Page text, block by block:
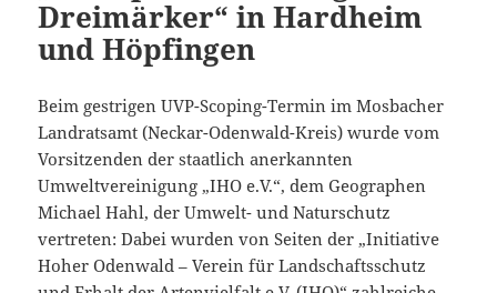
Dreimärker“ in Hardheim
und Höpfingen
Beim gestrigen UVP-Scoping-Termin im Mosbacher
Landratsamt (Neckar-Odenwald-Kreis) wurde vom
Vorsitzenden der staatlich anerkannten
Umweltvereinigung „IHO e.V.“, dem Geographen
Michael Hahl, der Umwelt- und Naturschutz
vertreten: Dabei wurden von Seiten der „Initiative
Hoher Odenwald – Verein für Landschaftsschutz